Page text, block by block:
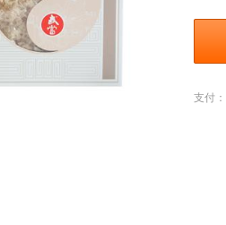
支付：